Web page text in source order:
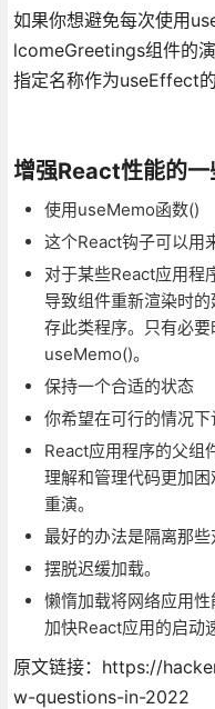
如果你想避免每次使用
lcomeGreetings组件的
指定名称作为useEffect的
增强React性能的一
使用useMemo函数()
这个React钩子可以用
对于某些React应用程
导致组件重新渲染时
存此类程序。只有必
useMemo()。
保持一个合适的状态
你希望在可行的情况下
React应用程序的父组
理解和管理代码更加
重演。
最好的办法是隔离那些
摆脱迟缓加载。
懒惰加载将网络应用
加快React应用的启动
原文链接：https://
w-questions-in-2022